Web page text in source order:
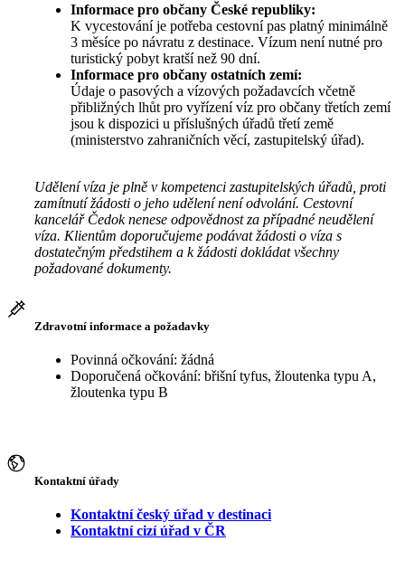
Informace pro občany České republiky:
K vycestování je potřeba cestovní pas platný minimálně
3 měsíce po návratu z destinace. Vízum není nutné pro
turistický pobyt kratší než 90 dní.
Informace pro občany ostatních zemí:
Údaje o pasových a vízových požadavcích včetně
přibližných lhůt pro vyřízení víz pro občany třetích zemí
jsou k dispozici u příslušných úřadů třetí země
(ministerstvo zahraničních věcí, zastupitelský úřad).
Udělení víza je plně v kompetenci zastupitelských úřadů, proti
zamítnutí žádosti o jeho udělení není odvolání. Cestovní
kancelář Čedok nenese odpovědnost za případné neudělení
víza. Klientům doporučujeme podávat žádosti o víza s
dostatečným předstihem a k žádosti dokládat všechny
požadované dokumenty.
Zdravotní informace a požadavky
Povinná očkování: žádná
Doporučená očkování: břišní tyfus, žloutenka typu A,
žloutenka typu B
Kontaktní úřady
Kontaktní český úřad v destinaci
Kontaktní cizí úřad v ČR